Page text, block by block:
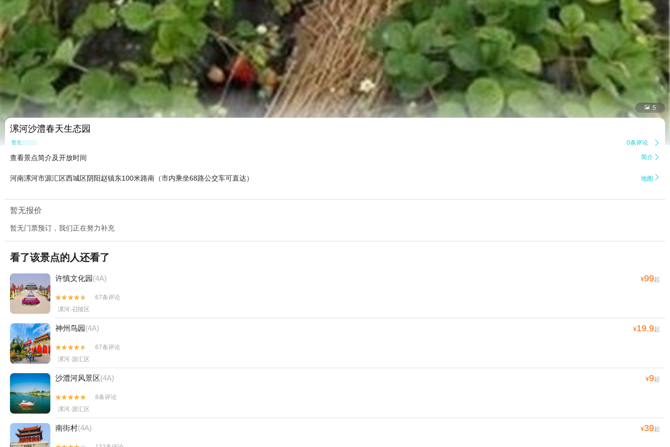
 5
漯河沙澧春天生态园
暂无点评 0条评论 
查看景点简介及开放时间 简介 
河南漯河市源汇区西城区阴阳赵镇东100米路南（市内乘坐68路公交车可直达） 地图 
暂无报价
暂无门票预订，我们正在努力补充
看了该景点的人还看了
许慎文化园(4A) ¥99起


67条评论
漯河·召陵区
神州鸟园(4A) ¥19.9起


67条评论
漯河·源汇区
沙澧河风景区(4A) ¥9起


8条评论
漯河·源汇区
南街村(4A) ¥39起